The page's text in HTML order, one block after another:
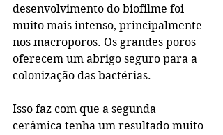
desenvolvimento do biofilme foi
muito mais intenso, principalmente
nos macroporos. Os grandes poros
oferecem um abrigo seguro para a
colonização das bactérias.
Isso faz com que a segunda
cerâmica tenha um resultado muito